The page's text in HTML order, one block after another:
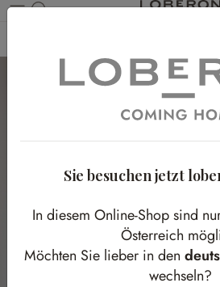
Sie besuchen jetzt
In diesem Online-Shop sind
Österreich
Möchten Sie lieber in den
wechseln?